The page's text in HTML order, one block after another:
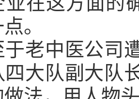
。
中医公司遭
大队副大队